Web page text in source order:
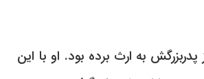
را تأسیس کند، ١۰ هزار دلار از پدربزرگش به ارث برده بود. او با این